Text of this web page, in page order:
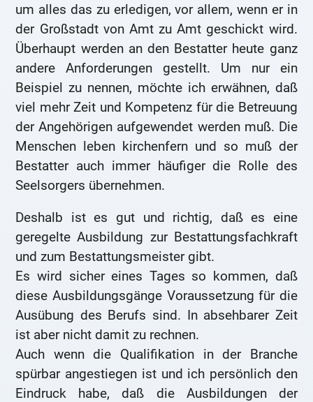
um alles das zu erledigen, vor allem, wenn er in
der Großstadt von Amt zu Amt geschickt wird.
Überhaupt werden an den Bestatter heute ganz
andere Anforderungen gestellt. Um nur ein
Beispiel zu nennen, möchte ich erwähnen, daß
viel mehr Zeit und Kompetenz für die Betreuung
der Angehörigen aufgewendet werden muß. Die
Menschen leben kirchenfern und so muß der
Bestatter auch immer häufiger die Rolle des
Seelsorgers übernehmen.
Deshalb ist es gut und richtig, daß es eine
geregelte Ausbildung zur Bestattungsfachkraft
und zum Bestattungsmeister gibt.
Es wird sicher eines Tages so kommen, daß
diese Ausbildungsgänge Voraussetzung für die
Ausübung des Berufs sind. In absehbarer Zeit
ist aber nicht damit zu rechnen.
Auch wenn die Qualifikation in der Branche
spürbar angestiegen ist und ich persönlich den
Eindruck habe, daß die Ausbildungen der